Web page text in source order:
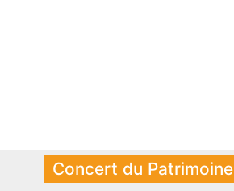
Concert du Patrimoine